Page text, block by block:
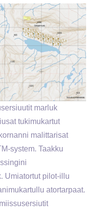
marluk
tukimukartut
malittarisat
system. Taakku
Umiatortut pilot-illu
atortarpaat.